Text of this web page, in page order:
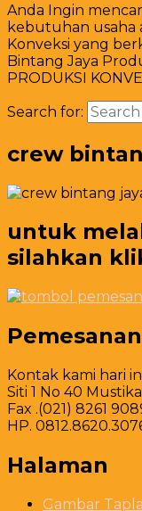
Anda Ingin
kebutuhan usaha
Konveksi yang
Bintang Jaya
PRODUKSI
Search for:
crew
untuk
silahkan
Kontak kami hari
Siti 1 No 40
Fax .(021) 8261
HP.
Halaman
Gambar